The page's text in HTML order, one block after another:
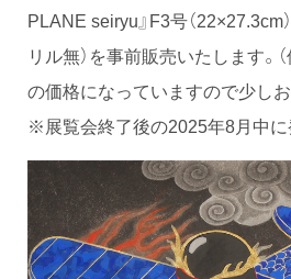
PLANE seiryu』F3号（
リル無）を事前販売いたします。
の価格になっていますので少しお
※展覧会終了後の2025年8月中に